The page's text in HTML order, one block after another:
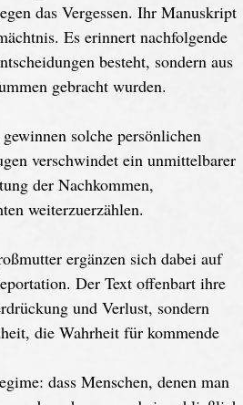
das Vergessen. Ihr Manuskript
Es erinnert nachfolgende
besteht, sondern aus
gebracht wurden.
solche persönlichen
verschwindet ein unmittelbarer
der Nachkommen,
weiterzuerzählen.
ergänzen sich dabei auf
Der Text offenbart ihre
und Verlust, sondern
die Wahrheit für kommende
dass Menschen, denen man